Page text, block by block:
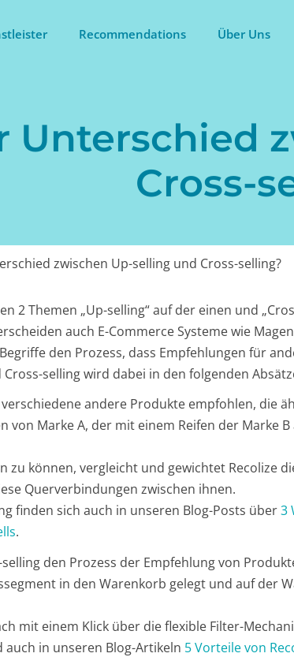
Recommendations Über Uns
Unterschied
Cross-
zwischen Up-selling und Cross-selling?
2 Themen „Up-selling“ auf der einen und
auch E-Commerce Systeme wie
den Prozess, dass Empfehlungen für
selling wird dabei in den folgenden
andere Produkte empfohlen, die
von Marke A, der mit einem Reifen der Marke
zu können, vergleicht und gewichtet
Querverbindungen zwischen ihnen.
finden sich auch in unseren Blog-Posts über3
.
den Prozess der Empfehlung von
in den Warenkorb gelegt und auf der
mit einem Klick über die flexible Filter-
auch in unseren Blog-Artikeln 5 Vorteile von